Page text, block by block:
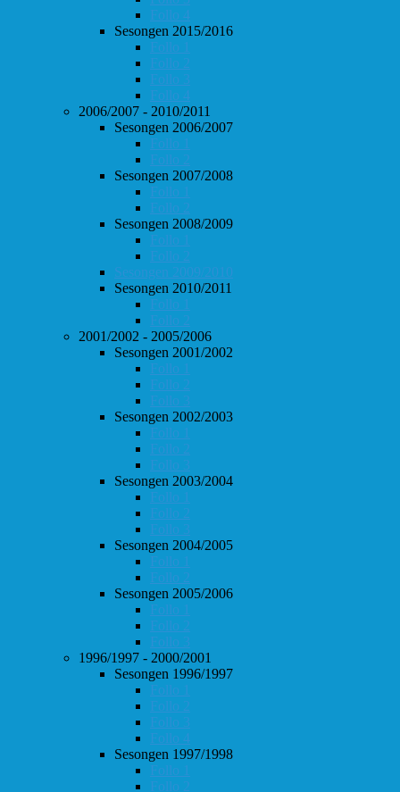
Follo 4
Sesongen 2015/2016
Follo 1
Follo 2
Follo 3
Follo 4
2006/2007 - 2010/2011
Sesongen 2006/2007
Follo 1
Follo 2
Sesongen 2007/2008
Follo 1
Follo 2
Sesongen 2008/2009
Follo 1
Follo 2
Sesongen 2009/2010
Sesongen 2010/2011
Follo 1
Follo 2
2001/2002 - 2005/2006
Sesongen 2001/2002
Follo 1
Follo 2
Follo 3
Sesongen 2002/2003
Follo 1
Follo 2
Follo 3
Sesongen 2003/2004
Follo 1
Follo 2
Follo 3
Sesongen 2004/2005
Follo 1
Follo 2
Sesongen 2005/2006
Follo 1
Follo 2
Follo 3
1996/1997 - 2000/2001
Sesongen 1996/1997
Follo 1
Follo 2
Follo 3
Follo 4
Sesongen 1997/1998
Follo 1
Follo 2